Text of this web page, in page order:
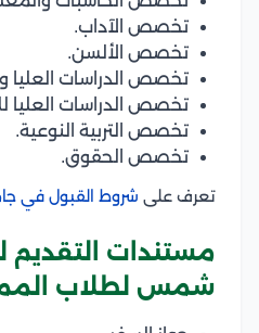
تخصص الآداب.
تخصص الألسن.
تخصص الدراسات العليا
تخصص الدراسات العليا
تخصص التربية النوعية.
تخصص الحقوق.
تعرف على شروط القبول في
مستندات التقديم
شمس لطلاب